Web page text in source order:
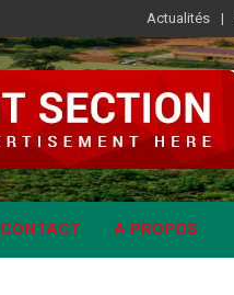
Actualités
CONTACT A PROPOS